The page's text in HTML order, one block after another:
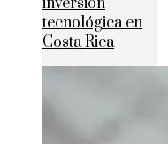
tecnológica en
Costa Rica